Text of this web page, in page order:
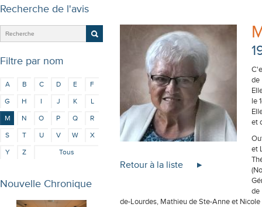
Recherche de l'avis
Filtre par nom
A B C D E
F
G
H I J K
L
M
N O P Q
R
S
T U V W
X
Y
Z Tous
Retour à la liste
de
le
et
et
de
de-Lourdes, Mathieu de Ste-Anne et
Nouvelle Chronique